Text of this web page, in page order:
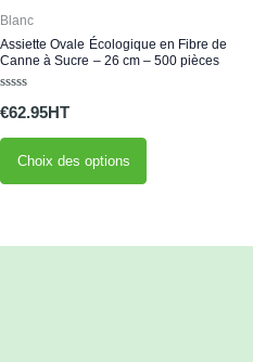
la
produit
Blanc
Assiette Ovale Écologique en Fibre de
Canne à Sucre – 26 cm – 500 pièces
0
5
€62.95
Choix des options
a
Les
choisies